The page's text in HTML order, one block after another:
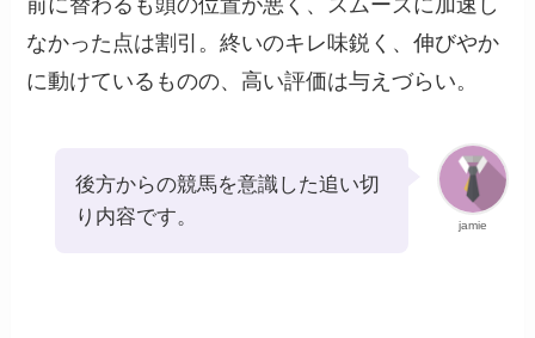
なかった点は割引。終いのキレ味鋭く、伸びやか
に動けているものの、高い評価は与えづらい。
jamie
後方からの競馬を意識した追い切
り内容です。